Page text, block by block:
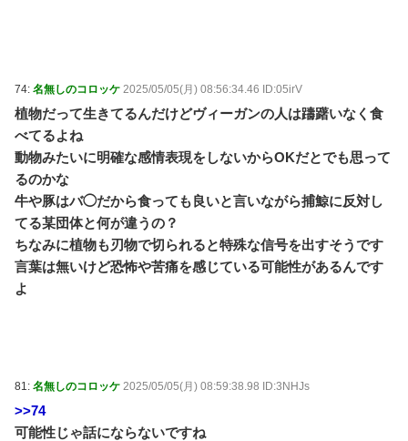
74: 名無しのコロッケ 2025/05/05(月) 08:56:34.46 ID:05irV
植物だって生きてるんだけどヴィーガンの人は躊躇いなく食
べてるよね
動物みたいに明確な感情表現をしないからOKだとでも思って
るのかな
牛や豚はバ◯だから食っても良いと言いながら捕鯨に反対し
てる某団体と何が違うの？
ちなみに植物も刃物で切られると特殊な信号を出すそうです
言葉は無いけど恐怖や苦痛を感じている可能性があるんです
よ
81: 名無しのコロッケ 2025/05/05(月) 08:59:38.98 ID:3NHJs
>>74
可能性じゃ話にならないですね